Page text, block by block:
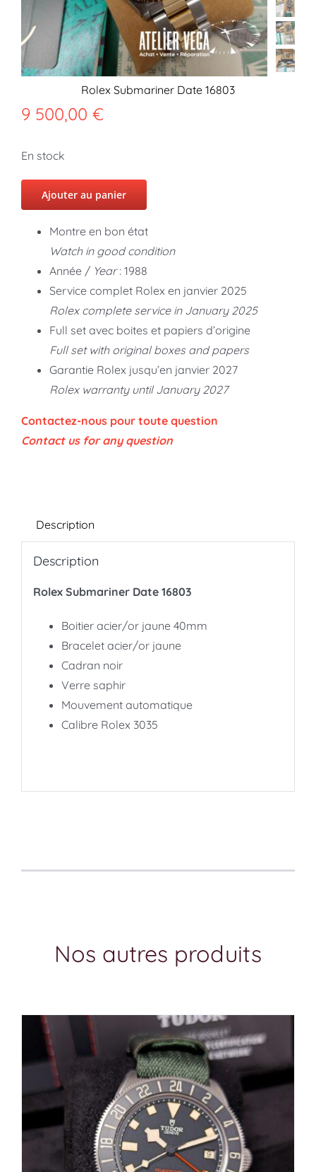
Rolex Submariner Date 16803
9 500,00 €
En stock
Ajouter au panier
Montre en bon état
Watch in good condition
Année / Year: 1988
Service complet Rolex en janvier 2025
Rolex complete service in January 2025
Full set avec boites et papiers d’origine
Full set with original boxes and papers
Garantie Rolex jusqu’en janvier 2027
Rolex warranty until January 2027
Contactez-nous pour toute question
Contact us for any question
Description
Description
Rolex Submariner Date 16803
Boitier acier/or jaune 40mm
Bracelet acier/or jaune
Cadran noir
Verre saphir
Mouvement automatique
Calibre Rolex 3035
Nos autres produits